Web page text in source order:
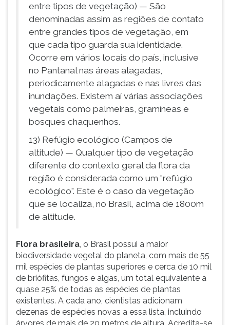
entre tipos de vegetação) — São
denominadas assim as regiões de contato
entre grandes tipos de vegetação, em
que cada tipo guarda sua identidade.
Ocorre em vários locais do país, inclusive
no Pantanal nas áreas alagadas,
periodicamente alagadas e nas livres das
inundações. Existem aí várias associações
vegetais como palmeiras, gramíneas e
bosques chaquenhos.
13) Refúgio ecológico (Campos de
altitude) — Qualquer tipo de vegetação
diferente do contexto geral da flora da
região é considerada como um "refúgio
ecológico". Este é o caso da vegetação
que se localiza, no Brasil, acima de 1800m
de altitude.
Flora brasileira, o Brasil possui a maior
biodiversidade vegetal do planeta, com mais de 55
mil espécies de plantas superiores e cerca de 10 mil
de briófitas, fungos e algas, um total equivalente a
quase 25% de todas as espécies de plantas
existentes. A cada ano, cientistas adicionam
dezenas de espécies novas a essa lista, incluindo